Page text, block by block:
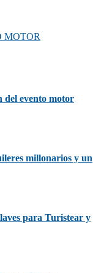
MOTOR
del evento motor
millonarios y un
para Turistear y